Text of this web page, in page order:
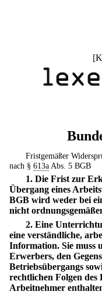
[
Fristgemäßer
nach § 613a Abs. 5 BGB
1. Die Frist zur
Übergang eines
BGB wird weder bei
nicht
2. Eine
eine verständliche,
Information. Sie muss
Erwerbers, den
Betriebsübergangs
rechtlichen Folgen des
Arbeitnehmer